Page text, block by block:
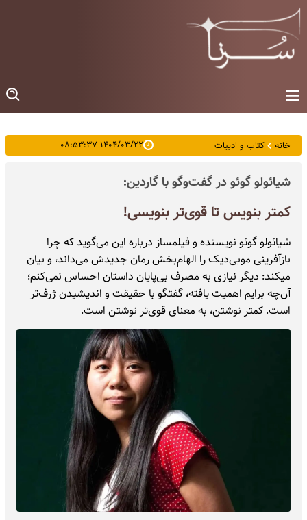
خانه کتاب و ادبیات ۱۴۰۴/۰۳/۲۲ ۰۸:۵۳:۳۷
شیائولو گوئو در گفت‌وگو با گاردین:
کمتر بنویس تا قوی‌تر بنویسی!
شیائولو گوئو نویسنده و فیلمساز درباره این‌ می‌گوید که چرا
بازآفرینی موبی‌دیک را الهام‌بخش رمان جدیدش می‌داند، و بیان
میکند: دیگر نیازی به مصرف بی‌پایان داستان احساس نمی‌کنم؛
آن‌چه برایم اهمیت یافته، گفتگو با حقیقت و اندیشیدن ژرف‌تر
است. کمتر نوشتن، به معنای قوی‌تر نوشتن است.